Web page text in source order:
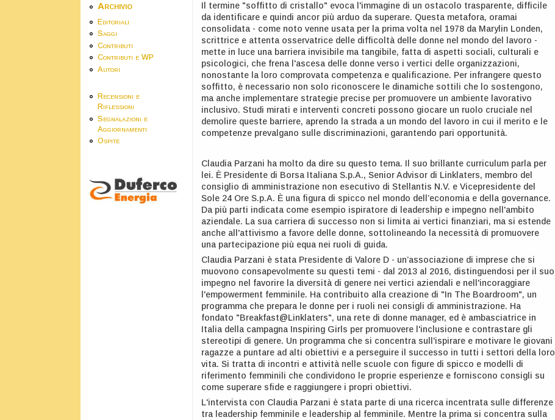
Archivio
Editoriali
Saggi
Contributi
Contributi e WP
Autori
Recensioni e
Riflessioni
Segnalazioni e
Aggiornamenti
Ospite
Il termine "soffitto di cristallo" evoca l'immagine di un ostacolo trasparente, difficile
da identificare e quindi ancor più arduo da superare. Questa metafora, oramai
consolidata - come noto venne usata per la prima volta nel 1978 da Marylin Londen,
scrittrice e attenta osservatrice delle difficoltà delle donne nel mondo del lavoro -
mette in luce una barriera invisibile ma tangibile, fatta di aspetti sociali, culturali e
psicologici, che frena l'ascesa delle donne verso i vertici delle organizzazioni,
nonostante la loro comprovata competenza e qualificazione. Per infrangere questo
soffitto, è necessario non solo riconoscere le dinamiche sottili che lo sostengono,
ma anche implementare strategie precise per promuovere un ambiente lavorativo
inclusivo. Studi mirati e interventi concreti possono giocare un ruolo cruciale nel
demolire queste barriere, aprendo la strada a un mondo del lavoro in cui il merito e le
competenze prevalgano sulle discriminazioni, garantendo pari opportunità.
Claudia Parzani ha molto da dire su questo tema. Il suo brillante curriculum parla per
lei. È Presidente di Borsa Italiana S.p.A., Senior Advisor di Linklaters, membro del
consiglio di amministrazione non esecutivo di Stellantis N.V. e Vicepresidente del
Sole 24 Ore S.p.A. È una figura di spicco nel mondo dell’economia e della governance.
Da più parti indicata come esempio ispiratore di leadership e impegno nell'ambito
aziendale. La sua carriera di successo non si limita ai vertici finanziari, ma si estende
anche all'attivismo a favore delle donne, sottolineando la necessità di promuovere
una partecipazione più equa nei ruoli di guida.
Claudia Parzani è stata Presidente di Valore D - un’associazione di imprese che si
muovono consapevolmente su questi temi - dal 2013 al 2016, distinguendosi per il suo
impegno nel favorire la diversità di genere nei vertici aziendali e nell'incoraggiare
l'empowerment femminile. Ha contribuito alla creazione di "In The Boardroom", un
programma che prepara le donne per i ruoli nei consigli di amministrazione. Ha
fondato "Breakfast@Linklaters", una rete di donne manager, ed è ambasciatrice in
Italia della campagna Inspiring Girls per promuovere l'inclusione e contrastare gli
stereotipi di genere. Un programma che si concentra sull'ispirare e motivare le giovani
ragazze a puntare ad alti obiettivi e a perseguire il successo in tutti i settori della loro
vita. Si tratta di incontri e attività nelle scuole con figure di spicco e modelli di
riferimento femminili che condividono le proprie esperienze e forniscono consigli su
come superare sfide e raggiungere i propri obiettivi.
L'intervista con Claudia Parzani è stata parte di una ricerca incentrata sulle differenze
tra leadership femminile e leadership al femminile. Mentre la prima si concentra sulla